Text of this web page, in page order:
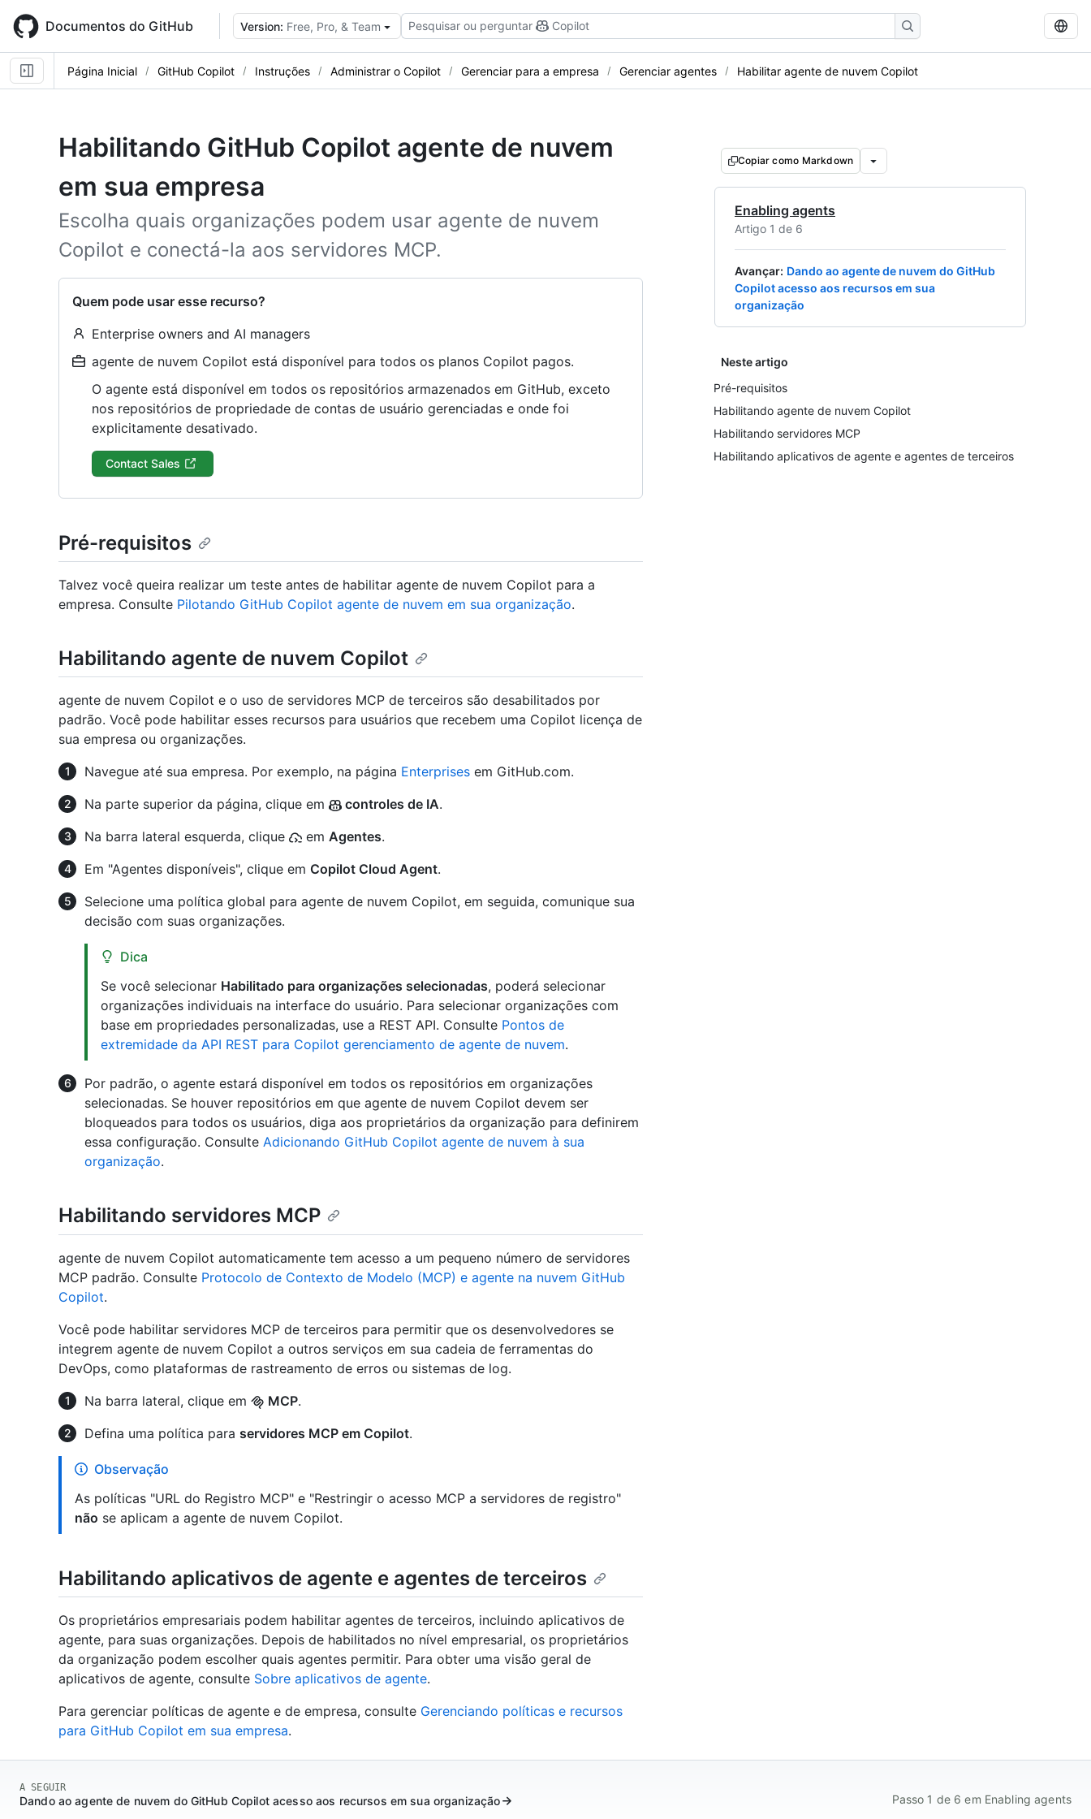
main
content
Documentos do GitHub Version: Free, Pro, & Team Pesquisar ou perguntar Copilot
Página Inicial GitHub Copilot Instruções Administrar o Copilot Gerenciar para a empresa Gerenciar agentes Habilitar agente de nuvem Copilot
Habilitando GitHub Copilot agente de nuvem
em sua empresa
Escolha quais organizações podem usar agente de nuvem
Copilot e conectá-la aos servidores MCP.
Quem pode usar esse recurso?
Enterprise owners and AI managers
agente de nuvem Copilot está disponível para todos os planos Copilot pagos.
O agente está disponível em todos os repositórios armazenados em GitHub, exceto
nos repositórios de propriedade de contas de usuário gerenciadas e onde foi
explicitamente desativado.
Contact Sales
Copiar como Markdown
Enabling agents
Artigo 1 de 6
Avançar: Dando ao agente de nuvem do GitHub
Copilot acesso aos recursos em sua
organização
Neste artigo
Pré-requisitos
Habilitando agente de nuvem Copilot
Habilitando servidores MCP
Habilitando aplicativos de agente e agentes de terceiros
Pré-requisitos
Talvez você queira realizar um teste antes de habilitar agente de nuvem Copilot para a
empresa. Consulte Pilotando GitHub Copilot agente de nuvem em sua organização.
Habilitando agente de nuvem Copilot
agente de nuvem Copilot e o uso de servidores MCP de terceiros são desabilitados por
padrão. Você pode habilitar esses recursos para usuários que recebem uma Copilot licença de
sua empresa ou organizações.
Navegue até sua empresa. Por exemplo, na página Enterprises em GitHub.com.
Na parte superior da página, clique em
controles de IA.
Na barra lateral esquerda, clique
em Agentes.
Em "Agentes disponíveis", clique em Copilot Cloud Agent.
Selecione uma política global para agente de nuvem Copilot, em seguida, comunique sua
decisão com suas organizações.
Dica
Se você selecionar Habilitado para organizações selecionadas, poderá selecionar
organizações individuais na interface do usuário. Para selecionar organizações com
base em propriedades personalizadas, use a REST API. Consulte Pontos de
extremidade da API REST para Copilot gerenciamento de agente de nuvem.
Por padrão, o agente estará disponível em todos os repositórios em organizações
selecionadas. Se houver repositórios em que agente de nuvem Copilot devem ser
bloqueados para todos os usuários, diga aos proprietários da organização para definirem
essa configuração. Consulte Adicionando GitHub Copilot agente de nuvem à sua
organização.
Habilitando servidores MCP
agente de nuvem Copilot automaticamente tem acesso a um pequeno número de servidores
MCP padrão. Consulte Protocolo de Contexto de Modelo (MCP) e agente na nuvem GitHub
Copilot.
Você pode habilitar servidores MCP de terceiros para permitir que os desenvolvedores se
integrem agente de nuvem Copilot a outros serviços em sua cadeia de ferramentas do
DevOps, como plataformas de rastreamento de erros ou sistemas de log.
Na barra lateral, clique em
MCP.
Defina uma política para servidores MCP em Copilot.
Observação
As políticas "URL do Registro MCP" e "Restringir o acesso MCP a servidores de registro"
não se aplicam a agente de nuvem Copilot.
Habilitando aplicativos de agente e agentes de terceiros
Os proprietários empresariais podem habilitar agentes de terceiros, incluindo aplicativos de
agente, para suas organizações. Depois de habilitados no nível empresarial, os proprietários
da organização podem escolher quais agentes permitir. Para obter uma visão geral de
aplicativos de agente, consulte Sobre aplicativos de agente.
Para gerenciar políticas de agente e de empresa, consulte Gerenciando políticas e recursos
para GitHub Copilot em sua empresa.
A SEGUIR
Dando ao agente de nuvem do GitHub Copilot acesso aos recursos em sua organização Passo 1 de 6 em Enabling agents